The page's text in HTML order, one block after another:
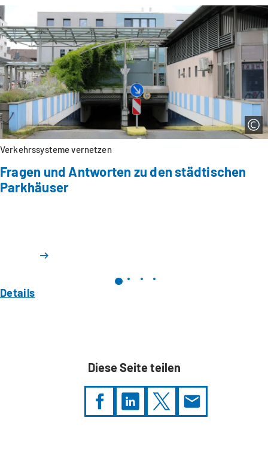
Verkehrssysteme vernetzen
Fragen und Antworten zu den städtischen
Parkhäuser
Details
Diese Seite teilen